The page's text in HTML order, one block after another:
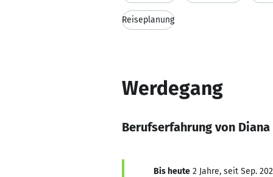
Reiseplanung
Werdegang
Berufserfahrung von
Bis heute 2 Jahre, seit Sep.